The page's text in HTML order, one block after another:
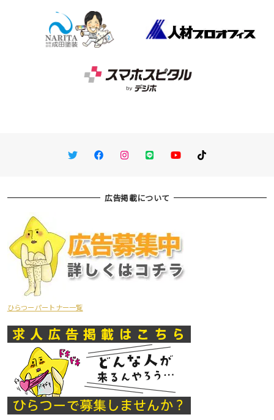
TwitterFacebookInstagram
LINE You TubeTikTok
広告掲載について
ひらつーパートナー一覧